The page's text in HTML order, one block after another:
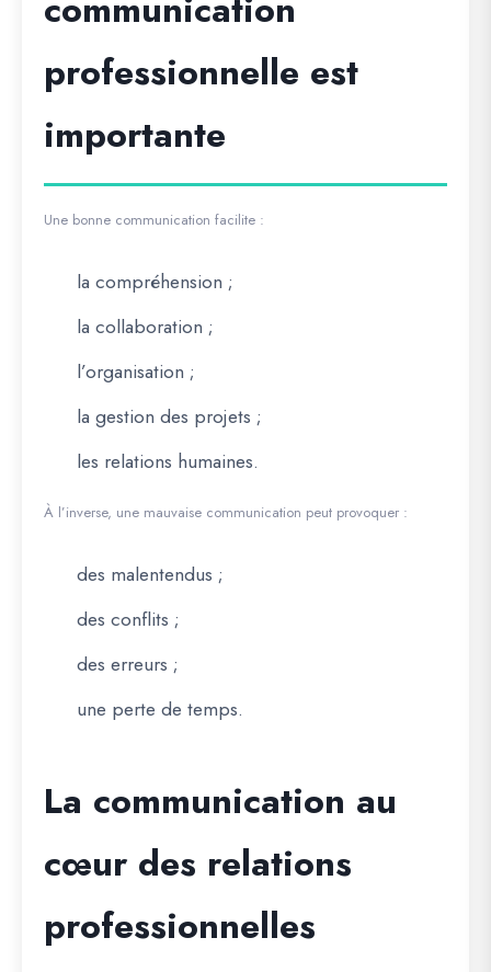
professionnelle est
importante
Une bonne communication facilite :
la compréhension ;
la collaboration ;
l’organisation ;
la gestion des projets ;
les relations humaines.
À l’inverse, une mauvaise communication peut provoquer :
des malentendus ;
des conflits ;
des erreurs ;
une perte de temps.
La communication au
cœur des relations
professionnelles